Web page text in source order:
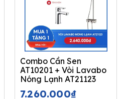
Combo Cần Sen
AT10201 + Vòi Lavabo
Nóng Lạnh AT21123
7.260.000₫